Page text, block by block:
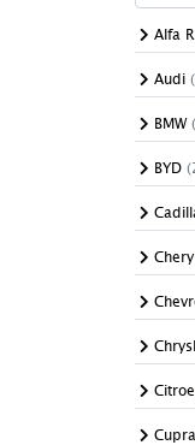
El
Far
Alfa
Audi
BMW
BYD
Chery
Cupra